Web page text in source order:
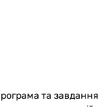
та завдання